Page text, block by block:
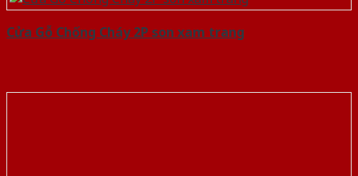
Cửa Gỗ Chống Cháy 2P son xam trang